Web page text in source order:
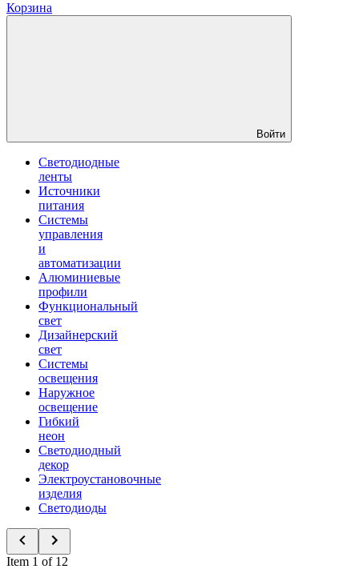
Корзина
Войти
Светодиодные
ленты
Источники
питания
Системы
управления
и
автоматизации
Алюминиевые
профили
Функциональный
свет
Дизайнерский
свет
Системы
освещения
Наружное
освещение
Гибкий
неон
Светодиодный
декор
Электроустановочные
изделия
Светодиоды
Item 1 of 12